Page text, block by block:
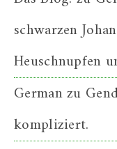
schwarzen
Heuschnupfen
Germanzu
kompliziert.